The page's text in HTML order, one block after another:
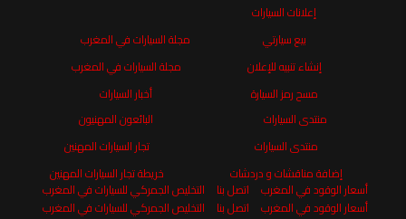
إعلانات السيارات
بيع سيارتي
إنشاء تنبيه للإعلان
مسح رمز السيارة
مجلة السيارات في المغرب
مجلة السيارات في المغرب
أخبار السيارات
منتدى السيارات
منتدى السيارات
إضافة مناقشات و دردشات
البائعون المهنيون
تجار السيارات المهنين
خريطة تجار السيارات المهنين
أسعار الوقود في المغرب اتصل بنا
التخليص الجمركي للسيارات في المغرب
أسعار الوقود في المغرب
اتصل بنا التخليص الجمركي للسيارات في المغرب